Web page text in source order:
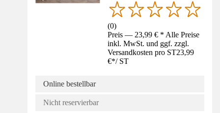
(0)
Preis — 23,99 € * Alle Preise
inkl. MwSt. und ggf. zzgl.
Versandkosten pro ST23,99
€*/ ST
Online bestellbar
Nicht reservierbar